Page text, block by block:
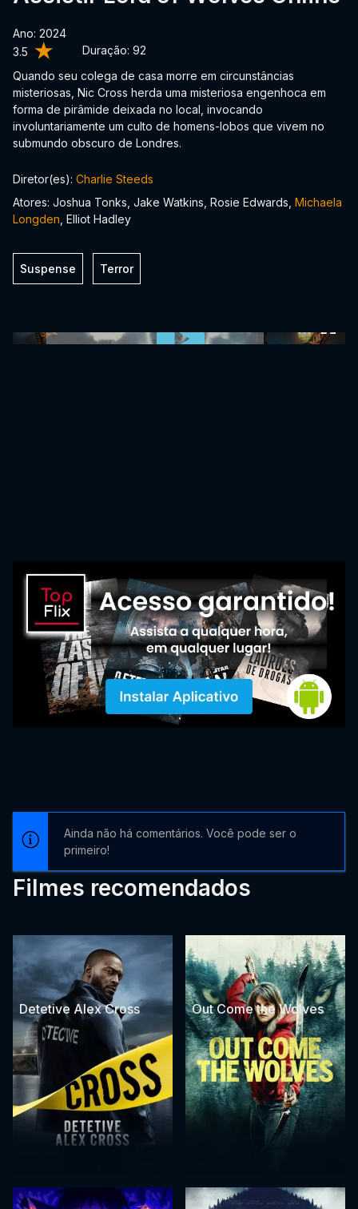
3.5 Duração: 92
Ano: 2024
Quando seu colega de casa morre em circunstâncias
misteriosas, Nic Cross herda uma misteriosa engenhoca em
forma de pirâmide deixada no local, invocando
involuntariamente um culto de homens-lobos que vivem no
submundo obscuro de Londres.
Diretor(es): Charlie Steeds
Atores: Joshua Tonks, Jake Watkins, Rosie Edwards, Michaela
Longden , Elliot Hadley
Suspense Terror
Ainda não há comentários. Você pode ser o
primeiro!
Filmes recomendados
Detetive Alex Cross Out Come the Wolves